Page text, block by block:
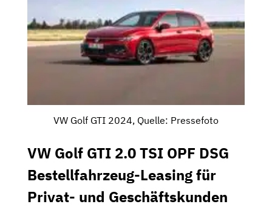
VW Golf GTI 2024, Quelle: Pressefoto
VW Golf GTI 2.0 TSI OPF DSG
Bestellfahrzeug-Leasing für
Privat- und Geschäftskunden